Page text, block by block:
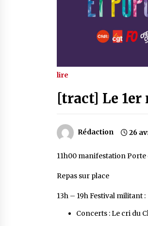
lire
[tract] Le
Rédaction 26
11h00 manifestation
Repas sur place
13h – 19h Festival militant :
Concerts : Le cri du